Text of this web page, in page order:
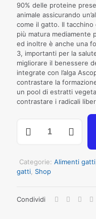
90% delle proteine
animale assicurando
come il gatto. Il
più matura mediamente
ed inoltre è anche una
3, importanti per la
migliorare il benessere
integrate con l’alga
contrastare la
un pool di estratti
contrastare i radicali
ADULT
TACCHINO
KG
Categorie: Alimenti gatti
gatti Shop
Condividi